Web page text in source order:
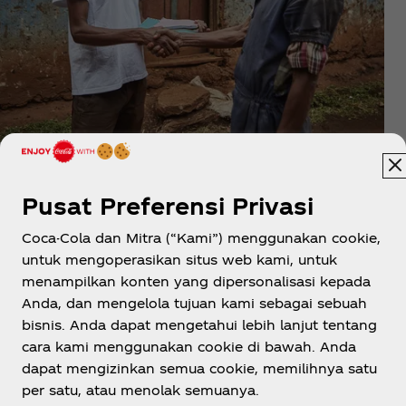
Indonesia
Tentang kami
Pusat Preferensi Privasi
Coca-Cola dan Mitra (“Kami”) menggunakan cookie,
untuk mengoperasikan situs web kami, untuk
menampilkan konten yang dipersonalisasi kepada
Anda, dan mengelola tujuan kami sebagai sebuah
bisnis. Anda dapat mengetahui lebih lanjut tentang
cara kami menggunakan cookie di bawah. Anda
dapat mengizinkan semua cookie, memilihnya satu
per satu, atau menolak semuanya.